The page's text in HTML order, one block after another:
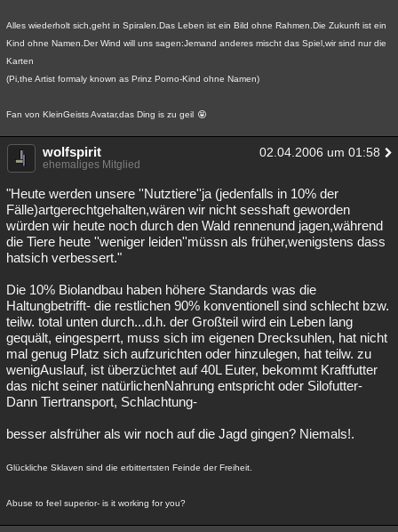
Alles wiederholt sich,geht in Spiralen.Das Leben ist ein Bild ohne Rahmen.Die Zukunft ist ein
Kind ohne Namen.Der Wind will uns sagen:Jemand anderes mischt das Spiel,wir sind nur die
Karten
(Pi,the Artist formaly known as Prinz Porno-Kind ohne Namen)
Fan von KleinGeists Avatar,das Ding is zu geil
wolfspirit 02.04.2006 um 01:58
ehemaliges Mitglied
"Heute werden unsere ''Nutztiere''ja (jedenfalls in 10% der
Fälle)artgerechtgehalten,wären wir nicht sesshaft geworden
würden wir heute noch durch den Wald rennenund jagen,während
die Tiere heute ''weniger leiden''müssn als früher,wenigstens dass
hatsich verbessert."
Die 10% Biolandbau haben höhere Standards was die
Haltungbetrifft- die restlichen 90% konventionell sind schlecht bzw.
teilw. total unten durch...d.h. der Großteil wird ein Leben lang
gequält, eingesperrt, muss sich im eigenen Drecksuhlen, hat nicht
mal genug Platz sich aufzurichten oder hinzulegen, hat teilw. zu
wenigAuslauf, ist überzüchtet auf 40L Euter, bekommt Kraftfutter
das nicht seiner natürlichenNahrung entspricht oder Silofutter-
Dann Tiertransport, Schlachtung-
besser alsfrüher als wir noch auf die Jagd gingen? Niemals!.
Glückliche Sklaven sind die erbittertsten Feinde der Freiheit.
Abuse to feel superior- is it working for you?